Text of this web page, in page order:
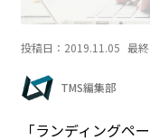
投稿日： 2019.11.05 最
TMS編集部
「ランディングペ